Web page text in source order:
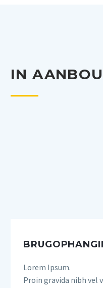
IN
Lorem Ipsum.
Proin gravida nibh vel